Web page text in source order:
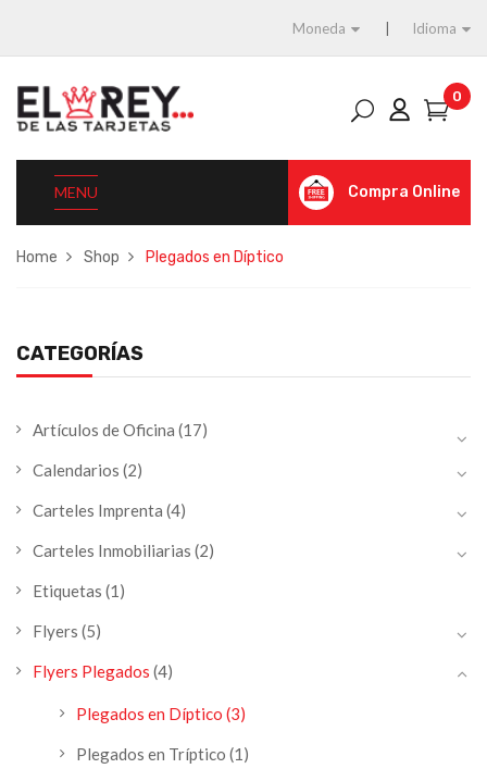
Moneda Idioma
0
MENU Compra Online
Home Shop Plegados en Díptico
CATEGORÍAS
Artículos de Oficina (17)
Calendarios (2)
Carteles Imprenta (4)
Carteles Inmobiliarias (2)
Etiquetas (1)
Flyers (5)
Flyers Plegados (4)
Plegados en Díptico (3)
Plegados en Tríptico (1)